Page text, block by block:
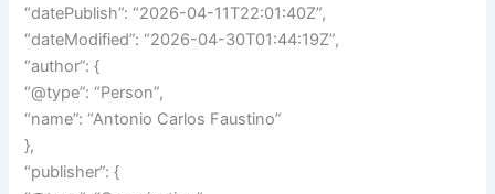
“datePublish”: “2026-04-11T22:01:40Z”,
“dateModified”: “2026-04-30T01:44:19Z”,
“author”: {
“@type”: “Person”,
“name”: “Antonio Carlos Faustino”
},
“publisher”: {